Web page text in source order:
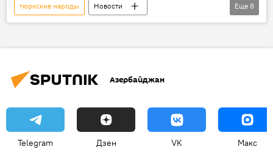
тюркские народы
Новости
Азербайджан
Баку
келагаи
Ювелирные украшения
Еще 8
Азербайджан
Telegram Дзен VK Макс